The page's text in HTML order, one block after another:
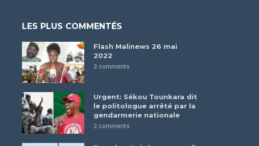
LES PLUS COMMENTÉS
Flash Malinews 26 mai
2022
3 comments
Urgent: Sékou Tounkara dit
le politologue arrêté par la
gendarmerie nationale
2 comments